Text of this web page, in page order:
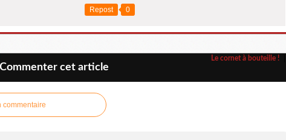
Repost 0
Le cornet à bouteille !
Commenter cet article
commentaire